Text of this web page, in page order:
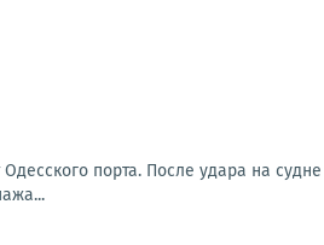
порта. После удара на